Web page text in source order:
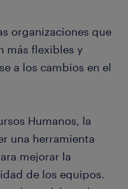
organizaciones que
más flexibles y
a los cambios en el
Humanos, la
una herramienta
mejorar la
de los equipos.